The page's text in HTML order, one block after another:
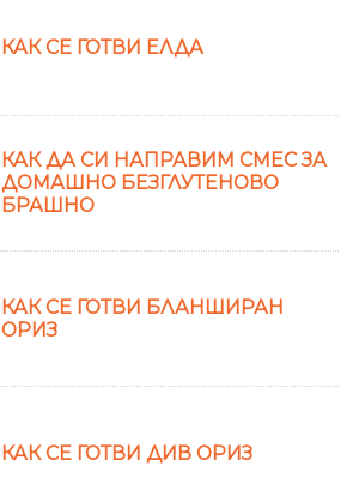
КАК СЕ ГОТВИ ЕЛДА
КАК ДА СИ НАПРАВИМ СМЕС ЗА
ДОМАШНО БЕЗГЛУТЕНОВО
БРАШНО
КАК СЕ ГОТВИ БЛАНШИРАН
ОРИЗ
КАК СЕ ГОТВИ ДИВ ОРИЗ